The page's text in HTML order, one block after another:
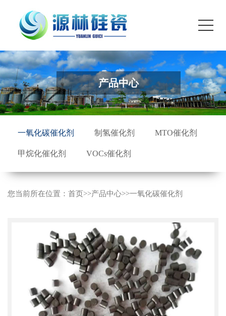
产品中心
一氧化碳催化剂 制氢催化剂 MTO催化剂
甲烷化催化剂 VOCs催化剂
您当前所在位置： 首页>>产品中心>>一氧化碳催化剂